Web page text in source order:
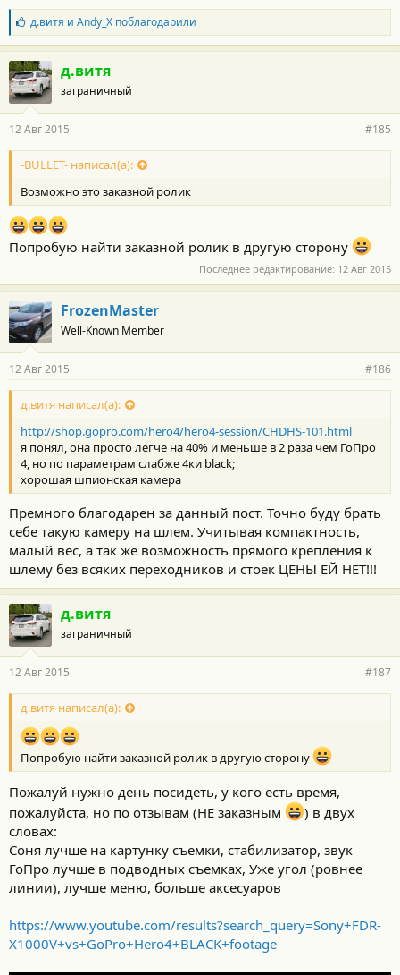
Б
л
а
г
о
д
а
н
о
с
и
:
д.витя и Andy_Xпоблагодарили
д.витя
заграничный
12 Авг 2015 #185
-BULLET- написал(а):
Возможно это заказной ролик
Попробую найти заказной ролик в другую сторону
Последнее редактирование: 12 Авг 2015
FrozenMaster
Well-Known Member
12 Авг 2015 #186
д.витя написал(а):
http://shop.gopro.com/hero4/hero4-session/CHDHS-101.html
я понял, она просто легче на 40% и меньше в 2 раза чем ГоПро
4, но по параметрам слабже 4ки black;
хорошая шпионская камера
Премного благодарен за данный пост. Точно буду брать
себе такую камеру на шлем. Учитывая компактность,
малый вес, а так же возможность прямого крепления к
шлему без всяких переходников и стоек ЦЕНЫ ЕЙ НЕТ!!!
д.витя
заграничный
12 Авг 2015 #187
д.витя написал(а):
Попробую найти заказной ролик в другую сторону
Пожалуй нужно день посидеть, у кого есть время,
пожалуйста, но по отзывам (НЕ заказным
) в двух
словах:
Соня лучше на картунку съемки, стабилизатор, звук
ГоПро лучше в подводных съемках, Уже угол (ровнее
линии), лучше меню, больше аксесуаров
https://www.youtube.com/results?search_query=Sony+FDR-
X1000V+vs+GoPro+Hero4+BLACK+footage